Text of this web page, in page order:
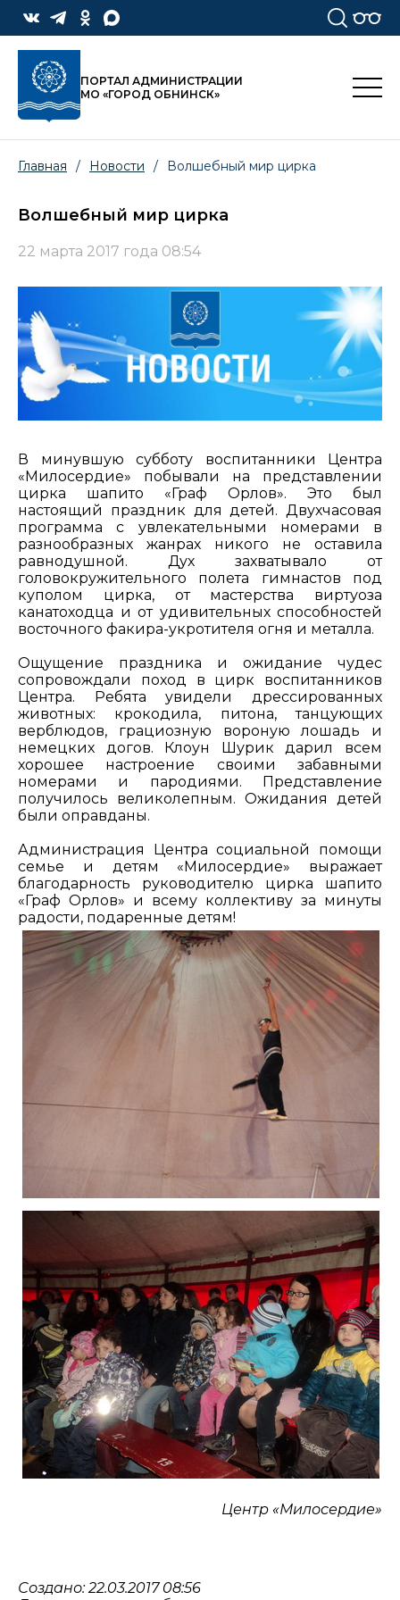
ПОРТАЛ АДМИНИСТРАЦИИ
МО «ГОРОД ОБНИНСК»
Главная / Новости / Волшебный мир цирка
Волшебный мир цирка
22 марта 2017 года 08:54
В минувшую субботу воспитанники Центра
«Милосердие» побывали на представлении
цирка шапито «Граф Орлов». Это был
настоящий праздник для детей. Двухчасовая
программа с увлекательными номерами в
разнообразных жанрах никого не оставила
равнодушной. Дух захватывало от
головокружительного полета гимнастов под
куполом цирка, от мастерства виртуоза
канатоходца и от удивительных способностей
восточного факира-укротителя огня и металла.
Ощущение праздника и ожидание чудес
сопровождали поход в цирк воспитанников
Центра. Ребята увидели дрессированных
животных: крокодила, питона, танцующих
верблюдов, грациозную вороную лошадь и
немецких догов. Клоун Шурик дарил всем
хорошее настроение своими забавными
номерами и пародиями. Представление
получилось великолепным. Ожидания детей
были оправданы.
Администрация Центра социальной помощи
семье и детям «Милосердие» выражает
благодарность руководителю цирка шапито
«Граф Орлов» и всему коллективу за минуты
радости, подаренные детям!
Центр «Милосердие»
Создано: 22.03.2017 08:56